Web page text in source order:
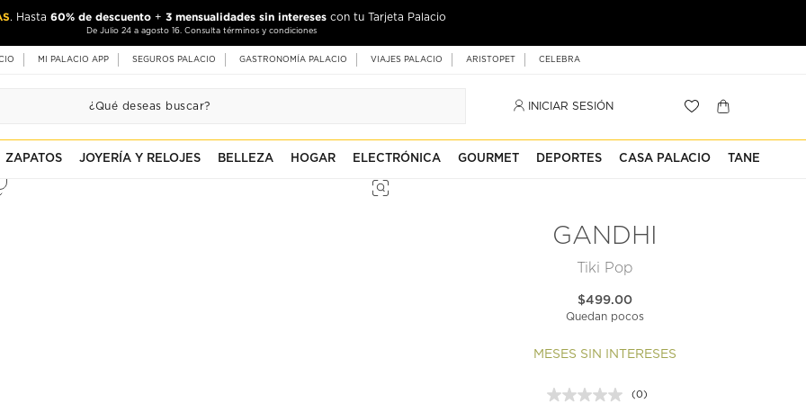
. Hasta 60% de descuento + 3 mensualidades sin intereses con tu Tarjeta Palacio
De Julio 24 a agosto 16. Consulta términos y condiciones
MI PALACIO APP SEGUROS PALACIO GASTRONOMÍA PALACIO VIAJES PALACIO ARISTOPET CELEBRA
INICIAR SESIÓN
ZAPATOS JOYERÍA Y RELOJES BELLEZA HOGAR ELECTRÓNICA GOURMET DEPORTES CASA PALACIO TANE
GANDHI
Tiki Pop
$499.00
Quedan pocos
MESES SIN INTERESES
(0)